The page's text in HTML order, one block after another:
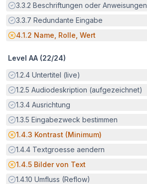
Erfüllt:
3.3.2 Beschriftungen oder Anweisungen
Erfüllt:
3.3.7 Redundante Eingabe
Potenzielle Barriere:
4.1.2 Name, Rolle, Wert
Level AA (22/24)
Erfüllt:
1.2.4 Untertitel (live)
Erfüllt:
1.2.5 Audiodeskription (aufgezeichnet)
Erfüllt:
1.3.4 Ausrichtung
Erfüllt:
1.3.5 Eingabezweck bestimmen
Potenzielle Barriere:
1.4.3 Kontrast (Minimum)
Erfüllt:
1.4.4 Textgroesse aendern
Potenzielle Barriere:
1.4.5 Bilder von Text
Erfüllt:
1.4.10 Umfluss (Reflow)